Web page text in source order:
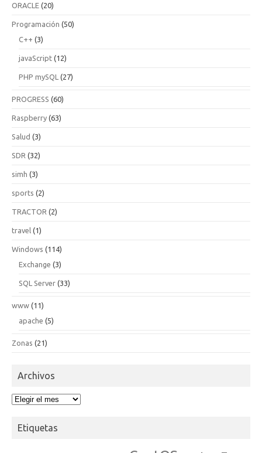
ORACLE (20)
Programación (50)
C++ (3)
javaScript (12)
PHP mySQL (27)
PROGRESS (60)
Raspberry (63)
Salud (3)
SDR (32)
simh (3)
sports (2)
TRACTOR (2)
travel (1)
Windows (114)
Exchange (3)
SQL Server (33)
www (11)
apache (5)
Zonas (21)
Archivos
Archivos
Etiquetas